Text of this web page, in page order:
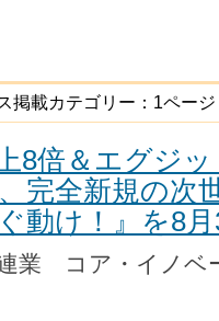
掲載カテゴリー：1ページ
8倍＆エグジ
完全新規の次
動け！』を8
連業 コア・イノ